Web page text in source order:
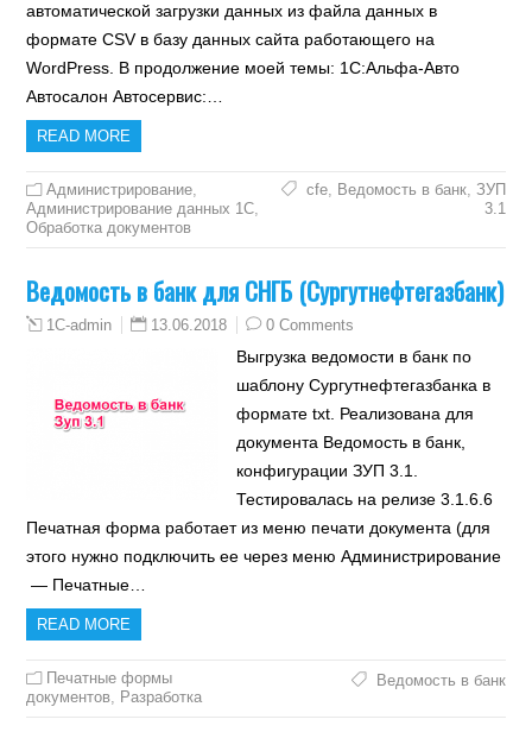
автоматической загрузки данных из файла данных в
формате CSV в базу данных сайта работающего на
WordPress. В продолжение моей темы: 1С:Альфа-Авто
Автосалон Автосервис:…
READ MORE
Администрирование,
Администрирование данных 1С,
Обработка документов
cfe, Ведомость в банк, ЗУП
3.1
Ведомость в банк для СНГБ (Сургутнефтегазбанк)
1C-admin 13.06.2018 0 Comments
Выгрузка ведомости в банк по
шаблону Сургутнефтегазбанка в
формате txt. Реализована для
документа Ведомость в банк,
конфигурации ЗУП 3.1.
Тестировалась на релизе 3.1.6.6
Печатная форма работает из меню печати документа (для
этого нужно подключить ее через меню Администрирование
— Печатные…
READ MORE
Печатные формы
документов, Разработка
Ведомость в банк